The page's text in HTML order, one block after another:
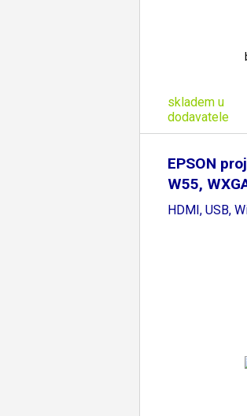
skladem u
dodavatele
EPSON
W55,
HDMI, USB,